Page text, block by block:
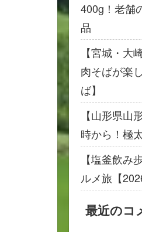
400g！老舗
品
【宮城・大
肉そばが楽
ば】
【山形県山
時から！極
【塩釜飲み
ルメ旅【
最近のコ